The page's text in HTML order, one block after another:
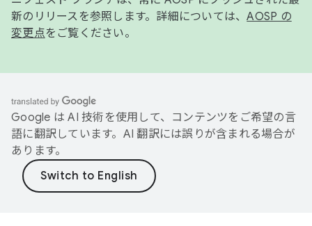
新のリリースを参照します。詳細については、AOSP の
変更点をご覧ください。
Google は AI 技術を使用して、コンテンツをご希望の言
語に翻訳しています。AI 翻訳には誤りが含まれる場合が
あります。